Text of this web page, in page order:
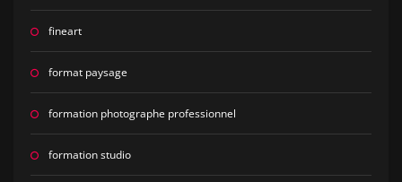
fineart
format paysage
formation photographe professionnel
formation studio